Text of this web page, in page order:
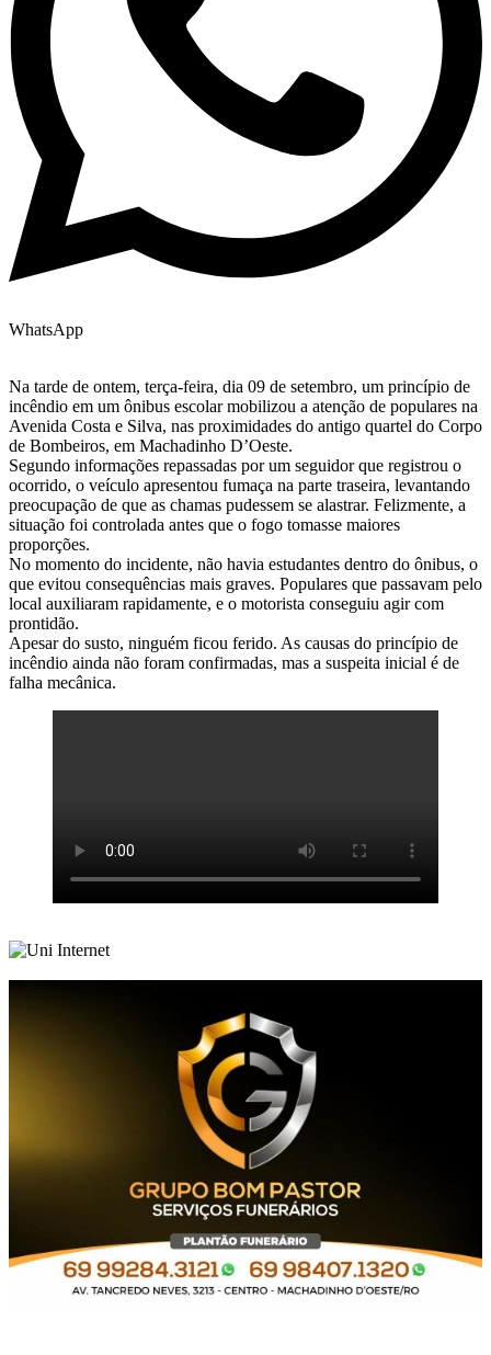
WhatsApp
Na tarde de ontem, terça-feira, dia 09 de setembro, um princípio de
incêndio em um ônibus escolar mobilizou a atenção de populares na
Avenida Costa e Silva, nas proximidades do antigo quartel do Corpo
de Bombeiros, em Machadinho D’Oeste.
Segundo informações repassadas por um seguidor que registrou o
ocorrido, o veículo apresentou fumaça na parte traseira, levantando
preocupação de que as chamas pudessem se alastrar. Felizmente, a
situação foi controlada antes que o fogo tomasse maiores
proporções.
No momento do incidente, não havia estudantes dentro do ônibus, o
que evitou consequências mais graves. Populares que passavam pelo
local auxiliaram rapidamente, e o motorista conseguiu agir com
prontidão.
Apesar do susto, ninguém ficou ferido. As causas do princípio de
incêndio ainda não foram confirmadas, mas a suspeita inicial é de
falha mecânica.